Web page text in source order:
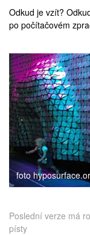
Odkud je vzít?
po počítačovém
foto
Poslední verze má
písty